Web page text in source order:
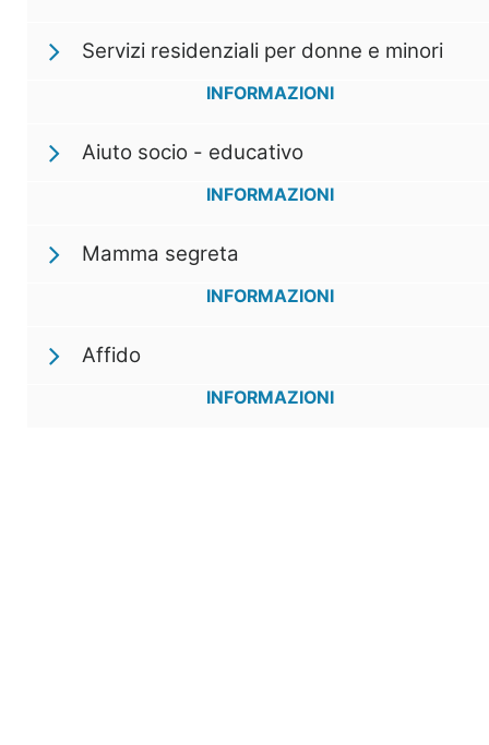
Servizi residenziali per donne e minori
INFORMAZIONI
Aiuto socio - educativo
INFORMAZIONI
Mamma segreta
INFORMAZIONI
Affido
INFORMAZIONI